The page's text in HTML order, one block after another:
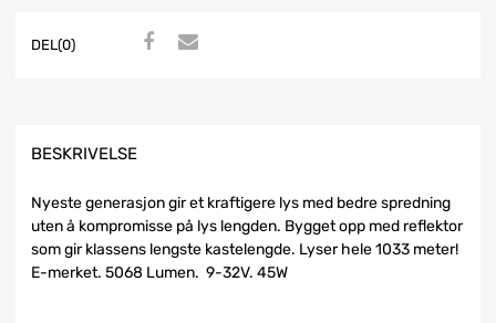
DEL(0)
BESKRIVELSE
Nyeste generasjon gir et kraftigere lys med bedre spredning
uten å kompromisse på lys lengden. Bygget opp med reflektor
som gir klassens lengste kastelengde. Lyser hele 1033 meter!
E-merket. 5068 Lumen. 9-32V. 45W